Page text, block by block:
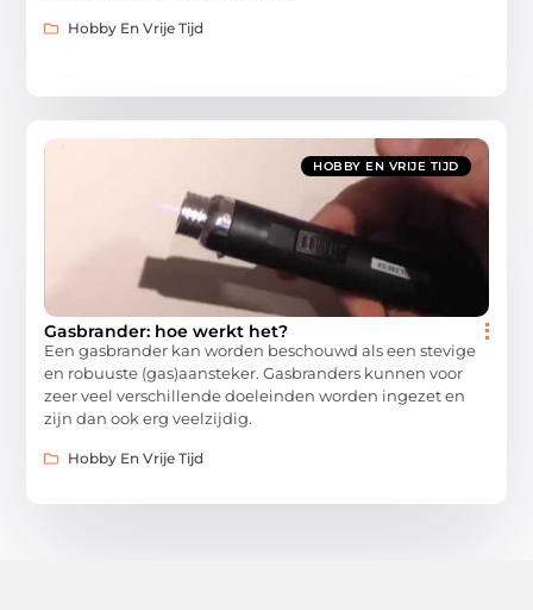
Hobby En Vrije Tijd
HOBBY EN VRIJE TIJD
Gasbrander: hoe werkt het?
Een gasbrander kan worden beschouwd als een stevige
en robuuste (gas)aansteker. Gasbranders kunnen voor
zeer veel verschillende doeleinden worden ingezet en
zijn dan ook erg veelzijdig.
Hobby En Vrije Tijd